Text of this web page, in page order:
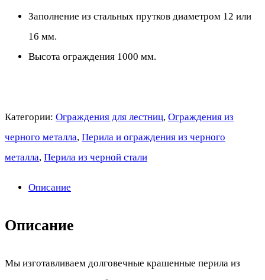
Заполнение из стальных прутков диаметром 12 или
16 мм.
Высота ограждения 1000 мм.
Категории: Ограждения для лестниц, Ограждения из
черного металла, Перила и ограждения из черного
металла, Перила из черной стали
Описание
Описание
Мы изготавливаем долговечные крашенные перила из